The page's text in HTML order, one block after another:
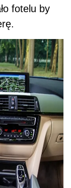
fotelu by